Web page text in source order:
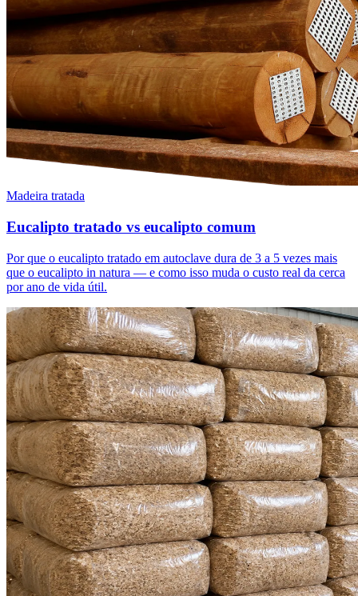
Madeira tratada
Eucalipto tratado vs eucalipto comum
Por que o eucalipto tratado em autoclave dura de 3 a 5 vezes mais
que o eucalipto in natura — e como isso muda o custo real da cerca
por ano de vida útil.